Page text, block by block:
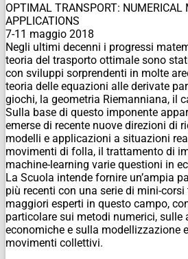
OPTIMAL TRANSPORT: NUMERICAL
APPLICATIONS
7-11 maggio 2018
Negli ultimi decenni i progressi
teoria del trasporto ottimale sono
con sviluppi sorprendenti in molte
teoria delle equazioni alle derivate
giochi, la geometria Riemanniana, il
Sulla base di questo imponente
emerse di recente nuove direzioni di
modelli e applicazioni a situazioni
movimenti di folla, il trattamento di
machine-learning varie questioni in
La Scuola intende fornire un’ampia
più recenti con una serie di mini-
maggiori esperti in questo campo,
particolare sui metodi numerici, sulle
economiche e sulla modellizzazione
movimenti collettivi.